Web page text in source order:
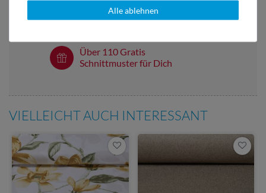
Über 98% positive
Über 110 Gratis
Schnittmuster für Dich
VIELLEICHT AUCH INTERESSANT
Alle ablehnen